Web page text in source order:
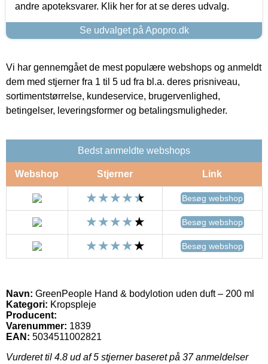
andre apoteksvarer. Klik her for at se deres udvalg.
Se udvalget på Apopro.dk
Vi har gennemgået de mest populære webshops og anmeldt
dem med stjerner fra 1 til 5 ud fra bl.a. deres prisniveau,
sortimentstørrelse, kundeservice, brugervenlighed,
betingelser, leveringsformer og betalingsmuligheder.
Bedst anmeldte webshops
Webshop Stjerner Link
Besøg webshop
Besøg webshop
Besøg webshop
Navn: GreenPeople Hand & bodylotion uden duft – 200 ml
Kategori: Kropspleje
Producent:
Varenummer: 1839
EAN: 5034511002821
Vurderet til 4.8 ud af 5 stjerner baseret på 37anmeldelser